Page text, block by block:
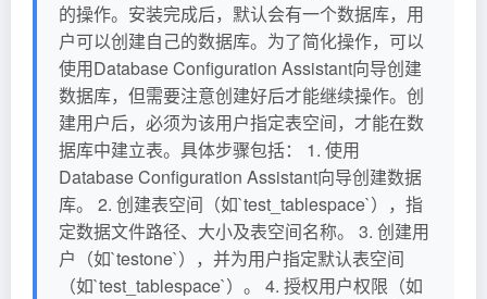
的操作。安装完成后，默认会有一个数据库，用
户可以创建自己的数据库。为了简化操作，可以
使用Database Configuration Assistant向导创建
数据库，但需要注意创建好后才能继续操作。创
建用户后，必须为该用户指定表空间，才能在数
据库中建立表。具体步骤包括： 1. 使用
Database Configuration Assistant向导创建数据
库。 2. 创建表空间（如`test_tablespace`），指
定数据文件路径、大小及表空间名称。 3. 创建用
户（如`testone`），并为用户指定默认表空间
（如`test_tablespace`）。 4. 授权用户权限（如